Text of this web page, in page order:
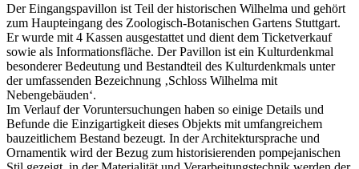
Der Eingangspavillon ist Teil der historischen Wilhelma und gehört
zum Haupteingang des Zoologisch-Botanischen Gartens Stuttgart.
Er wurde mit 4 Kassen ausgestattet und dient dem Ticketverkauf
sowie als Informationsfläche. Der Pavillon ist ein Kulturdenkmal
besonderer Bedeutung und Bestandteil des Kulturdenkmals unter
der umfassenden Bezeichnung ‚Schloss Wilhelma mit
Nebengebäuden‘.
Im Verlauf der Voruntersuchungen haben so einige Details und
Befunde die Einzigartigkeit dieses Objekts mit umfangreichem
bauzeitlichem Bestand bezeugt. In der Architektursprache und
Ornamentik wird der Bezug zum historisierenden pompejanischen